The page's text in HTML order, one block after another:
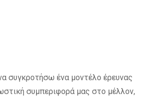
συγκροτήσω ένα μοντέλο έρευνας
συμπεριφορά μας στο μέλλον,